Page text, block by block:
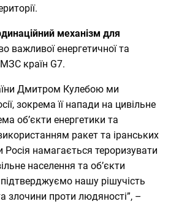
механізм для
важливої енергетичної та
країн G7.
Дмитром Кулебою ми
зокрема її напади на цивільне
об’єкти енергетики та
ракет та іранських
Росія намагається тероризувати
населення та об’єкти
нашу рішучість
злочини проти людяності”, –